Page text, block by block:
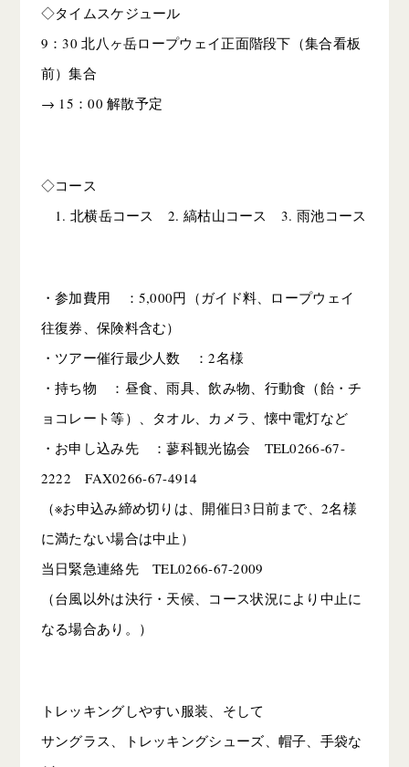
◇タイムスケジュール
9：30 北八ヶ岳ロープウェイ正面階段下（集合看板
前）集合
→ 15：00 解散予定
◇コース
1. 北横岳コース 2. 縞枯山コース 3. 雨池コース
・参加費用 ：5,000円（ガイド料、ロープウェイ
往復券、保険料含む）
・ツアー催行最少人数 ：2名様
・持ち物 ：昼食、雨具、飲み物、行動食（飴・チ
ョコレート等）、タオル、カメラ、懐中電灯など
・お申し込み先 ：蓼科観光協会 TEL0266-67-
2222 FAX0266-67-4914
（※お申込み締め切りは、開催日3日前まで、2名様
に満たない場合は中止）
当日緊急連絡先 TEL0266-67-2009
（台風以外は決行・天候、コース状況により中止に
なる場合あり。）
トレッキングしやすい服装、そして
サングラス、トレッキングシューズ、帽子、手袋な